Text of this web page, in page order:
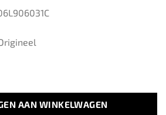
AAN WINKELWAGEN